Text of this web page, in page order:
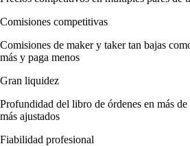
Comisiones competitivas
Comisiones de maker y taker tan bajas
más y paga menos
Gran liquidez
Profundidad del libro de órdenes en más de
más ajustados
Fiabilidad profesional